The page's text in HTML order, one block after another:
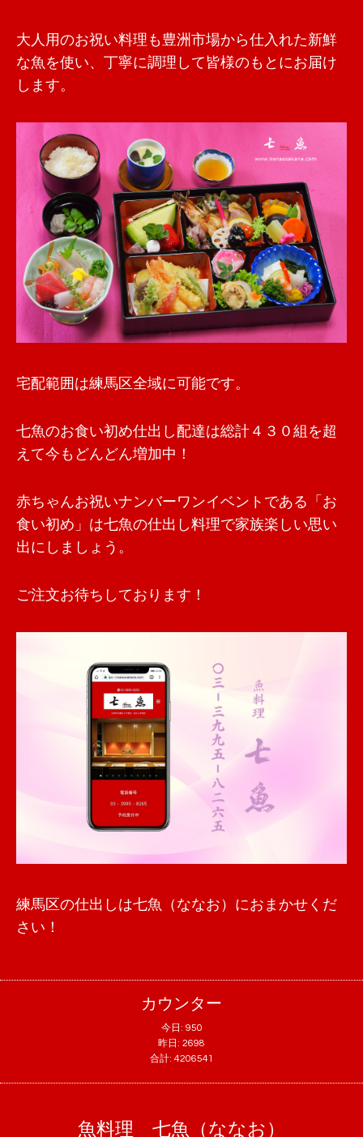
大人用のお祝い料理も豊洲市場から仕入れた新鮮
な魚を使い、丁寧に調理して皆様のもとにお届け
します。
宅配範囲は練馬区全域に可能です。
七魚のお食い初め仕出し配達は総計４３０組を超
えて今もどんどん増加中！
赤ちゃんお祝いナンバーワンイベントである「お
食い初め」は七魚の仕出し料理で家族楽しい思い
出にしましょう。
ご注文お待ちしております！
練馬区の仕出しは七魚（ななお）におまかせくだ
さい！
カウンター
今日: 950
昨日: 2698
合計: 4206541
魚料理 七魚（ななお）